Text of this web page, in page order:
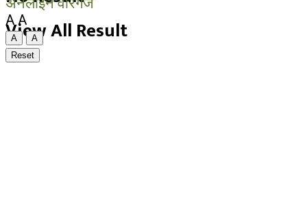
View All Result
A A
A
A
Reset